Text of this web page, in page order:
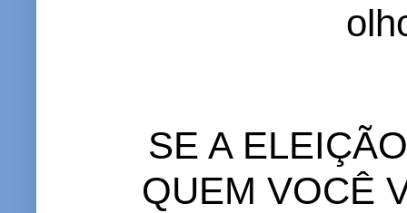
SE A
QUEM VOCÊ